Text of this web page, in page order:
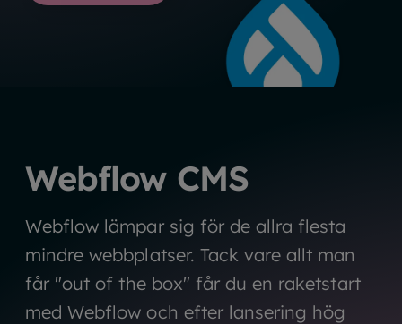
Webflow CMS
Webflow lämpar sig för de allra flesta
mindre webbplatser. Tack vare allt man
får "out of the box" får du en raketstart
med Webflow och efter lansering hög